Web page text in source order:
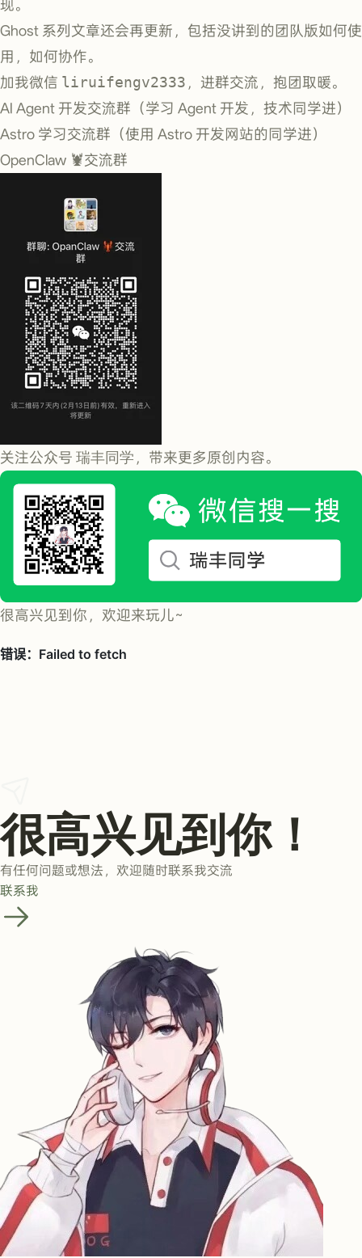
现。
Ghost 系列文章还会再更新，包括没讲到的团队版如何使
用，如何协作。
加我微信 liruifengv2333 ，进群交流，抱团取暖。
AI Agent 开发交流群（学习 Agent 开发，技术同学进）
Astro 学习交流群（使用 Astro 开发网站的同学进）
OpenClaw 🦞交流群
关注公众号 瑞丰同学 ，带来更多原创内容。
很高兴见到你，欢迎来玩儿~
很高兴见到你！
有任何问题或想法，欢迎随时联系我交流
联系我